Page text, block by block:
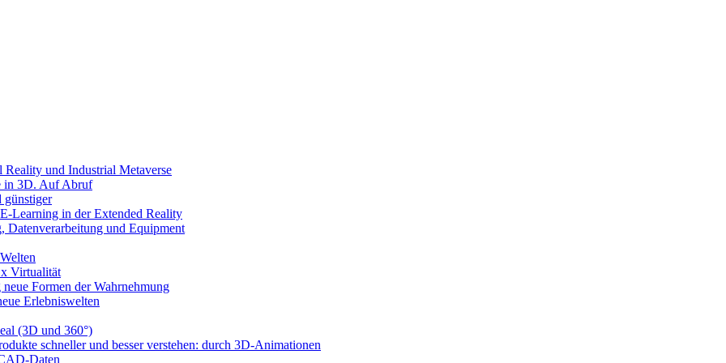
und Industrial Metaverse
in 3D. Auf Abruf
günstiger
Learning in der Extended Reality
und Equipment
x Virtualität
Formen der Wahrnehmung
Erlebniswelten
(3D und 360°)
schneller und besser verstehen: durch 3D-Animationen
Daten